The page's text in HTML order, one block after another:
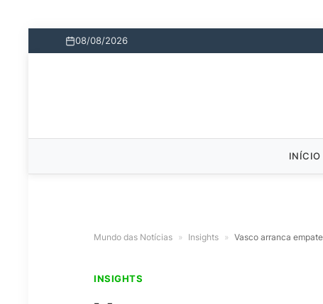
08/08/2026
INÍCIO
Mundo das Notícias » Insights » Vasco arranca
INSIGHTS